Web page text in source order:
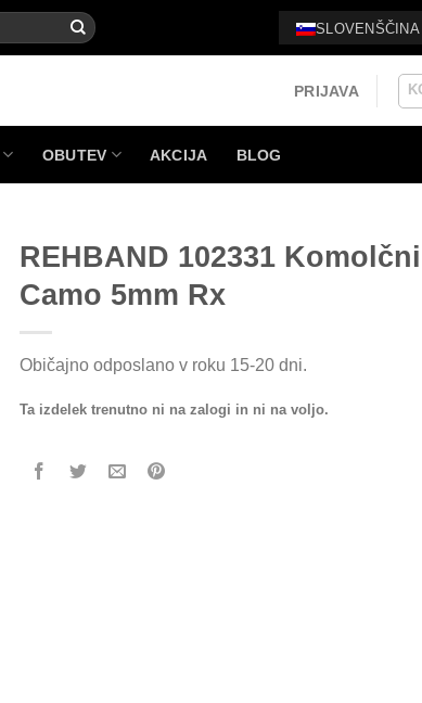
SLOVENŠČINA
PRIJAVA
OBUTEV AKCIJA BLOG
REHBAND 102331
Camo 5mm Rx
Običajno odposlano v roku 15-20 dni.
Ta izdelek trenutno ni na zalogi in ni na voljo.